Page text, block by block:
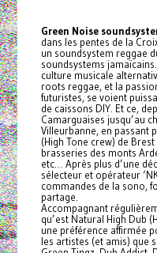
Green Noise
dans les pentes de la
un soundsystem reggae
soundsystems
culture musicale
roots reggae, et la
futuristes, se voient
de caissons DIY. Et ce,
Camarguaises jusqu’au
Villeurbanne, en passant
(High Tone crew) de
brasseries des monts
etc… Après plus d’une
sélecteur et opérateur
commandes de la sono,
partage.
Accompagnant
qu’est Natural High Dub
une préférence affirmée
les artistes (et amis) que